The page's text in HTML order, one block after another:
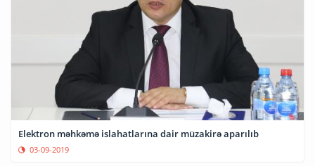
Elektron məhkəmə islahatlarına dair müzakirə aparılıb
03-09-2019